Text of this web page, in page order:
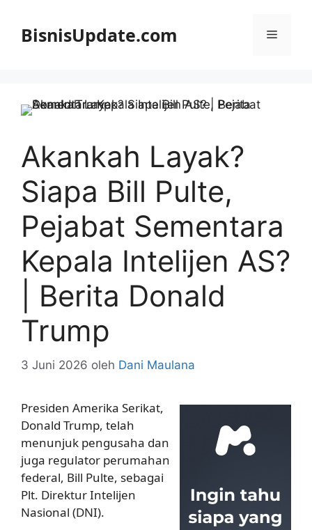
BisnisUpdate.com Menu
Akankah Layak?
Siapa Bill Pulte,
Pejabat Sementara
Kepala Intelijen AS?
| Berita Donald
Trump
3 Juni 2026 oleh Dani Maulana
Presiden Amerika Serikat,
Donald Trump, telah
menunjuk pengusaha dan
juga regulator perumahan
federal, Bill Pulte, sebagai
Plt. Direktur Intelijen
Nasional (DNI).